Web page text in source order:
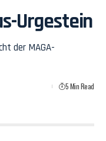
Urgestein
der MAGA-
5 Min Read